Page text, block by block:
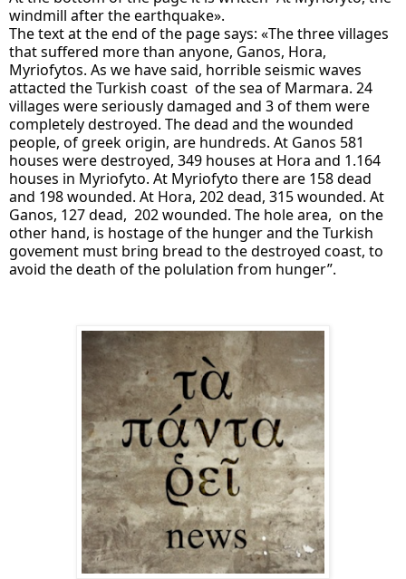
windmill after the earthquake».
The text at the end of the page says: «The three villages
that suffered more than anyone, Ganos, Hora,
Myriofytos. As we have said, horrible seismic waves
attacted the Turkish coast  of the sea of Marmara. 24
villages were seriously damaged and 3 of them were
completely destroyed. The dead and the wounded
people, of greek origin, are hundreds. At Ganos 581
houses were destroyed, 349 houses at Hora and 1.164
houses in Myriofyto. At Myriofyto there are 158 dead
and 198 wounded. At Hora, 202 dead, 315 wounded. At
Ganos, 127 dead,  202 wounded. The hole area,  on the
other hand, is hostage of the hunger and the Turkish
govement must bring bread to the destroyed coast, to
avoid the death of the polulation from hunger”.